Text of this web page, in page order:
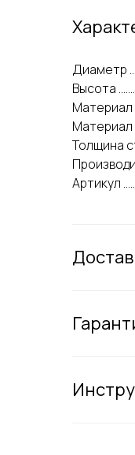
Диаметр
Высота
Материал
Материал
Толщина
Артикул